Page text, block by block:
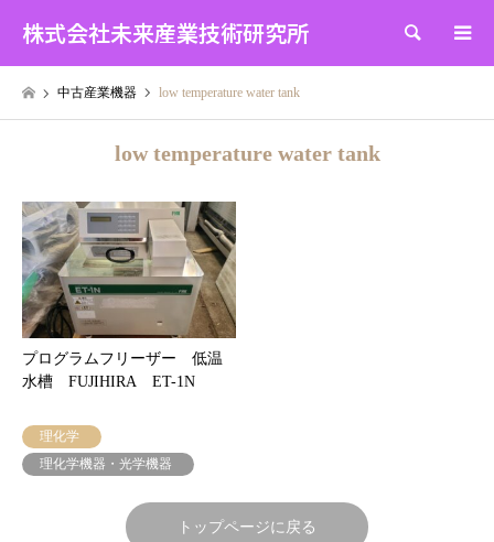
株式会社未来産業技術研究所 検索
中古産業機器 low temperature water tank
low temperature water tank
プログラムフリーザー 低温
水槽 FUJIHIRA ET-1N
理化学
理化学機器・光学機器
トップページに戻る